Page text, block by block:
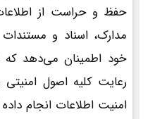
حفظ و حراست از
مدارک، اسناد و
خود اطمینان می‌دهد که
رعایت کلیه اصول
امنیت اطلاعات انجام